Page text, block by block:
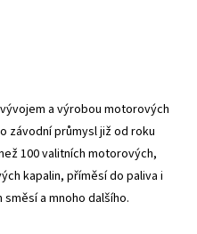
a výrobou motorových
závodní průmysl již od roku
100 valitních motorových,
kapalin, příměsí do paliva i
a mnoho dalšího.